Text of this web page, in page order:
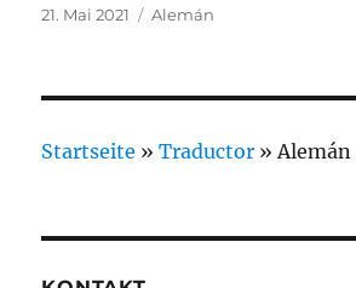
Veröffentlicht
21. Mai 2021 Kategorien
Alemán
Startseite »Traductor » Alemán